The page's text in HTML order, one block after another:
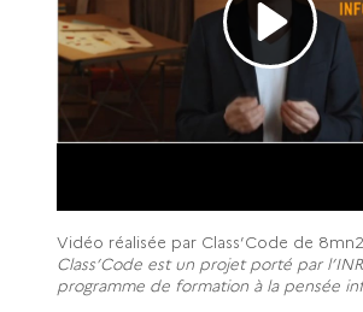
Vidéo réalisée par Class’Code de
Class’Code est un projet porté par
programme de formation à la pensée